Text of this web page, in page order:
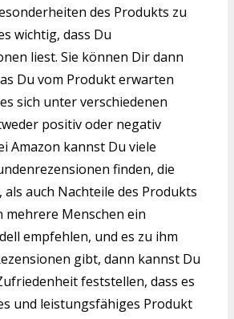
des Produkts zu
wichtig, dass Du
liest. Sie können Dir dann
Du vom Produkt erwarten
sich unter verschiedenen
positiv oder negativ
Amazon kannst Du viele
finden, die
auch Nachteile des Produkts
mehrere Menschen ein
empfehlen, und es zu ihm
gibt, dann kannst Du
feststellen, dass es
und leistungsfähiges Produkt